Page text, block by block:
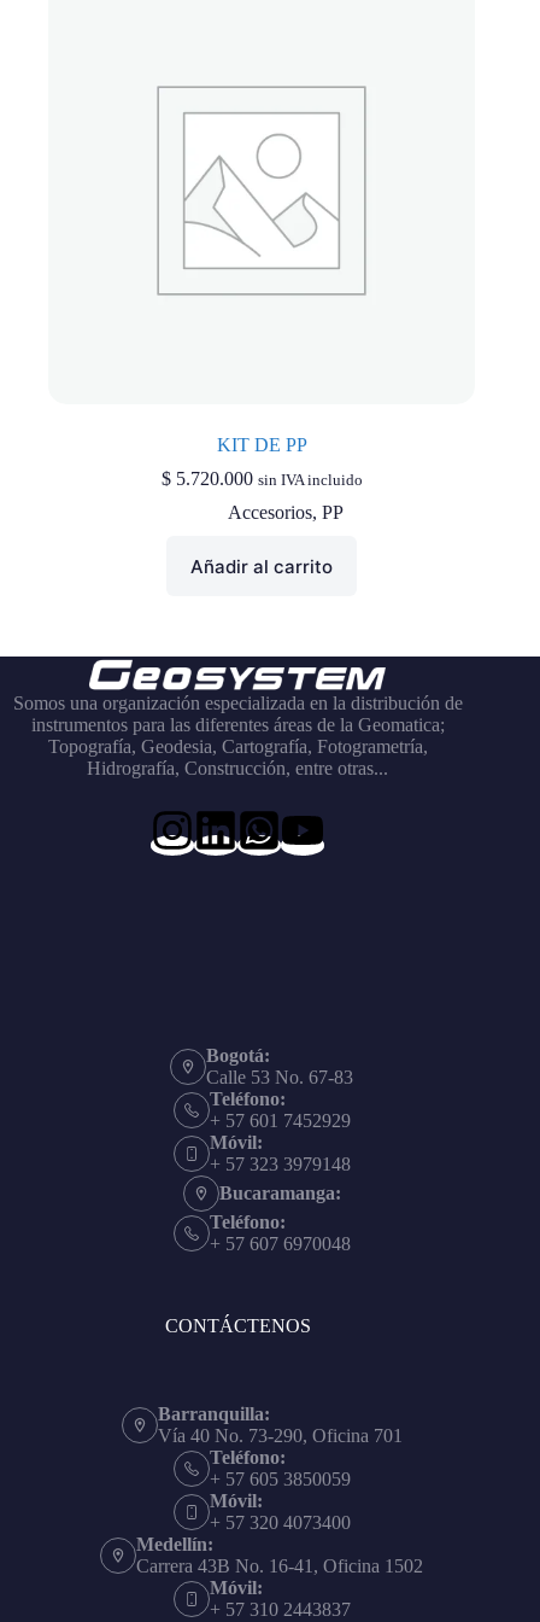
KIT DE PP
$5.720.000 sin IVA incluido
Accesorios,PP
Añadir al carrito
Somos una organización especializada en la distribución de
instrumentos para las diferentes áreas de la Geomatica;
Topografía, Geodesia, Cartografía, Fotogrametría,
Hidrografía, Construcción, entre otras...
Bogotá:
Calle 53 No. 67-83
Teléfono:
+ 57 601 7452929
Móvil:
+ 57 323 3979148
Bucaramanga:
Teléfono:
+ 57 607 6970048
CONTÁCTENOS
Barranquilla:
Vía 40 No. 73-290, Oficina 701
Teléfono:
+ 57 605 3850059
Móvil:
+ 57 320 4073400
Medellín:
Carrera 43B No. 16-41, Oficina 1502
Móvil:
+ 57 310 2443837